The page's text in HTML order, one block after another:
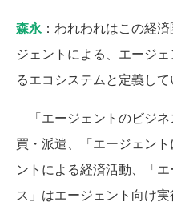
森永：われわれはこの経
ジェントによる、エージ
るエコシステムと定義して
「エージェントのビジ
買・派遣、「エージェン
ントによる経済活動、「
ス」はエージェント向け